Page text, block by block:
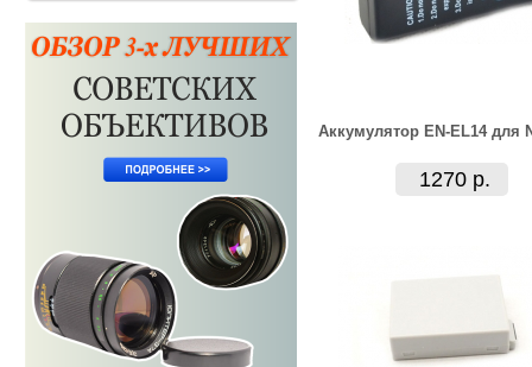
Аккумулятор EN-EL14 для
1270 р.